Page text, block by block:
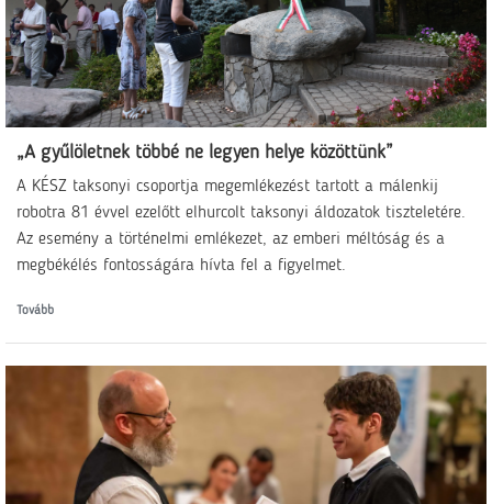
„A gyűlöletnek többé ne legyen helye közöttünk”
A KÉSZ taksonyi csoportja megemlékezést tartott a málenkij
robotra 81 évvel ezelőtt elhurcolt taksonyi áldozatok tiszteletére.
Az esemény a történelmi emlékezet, az emberi méltóság és a
megbékélés fontosságára hívta fel a figyelmet.
Tovább